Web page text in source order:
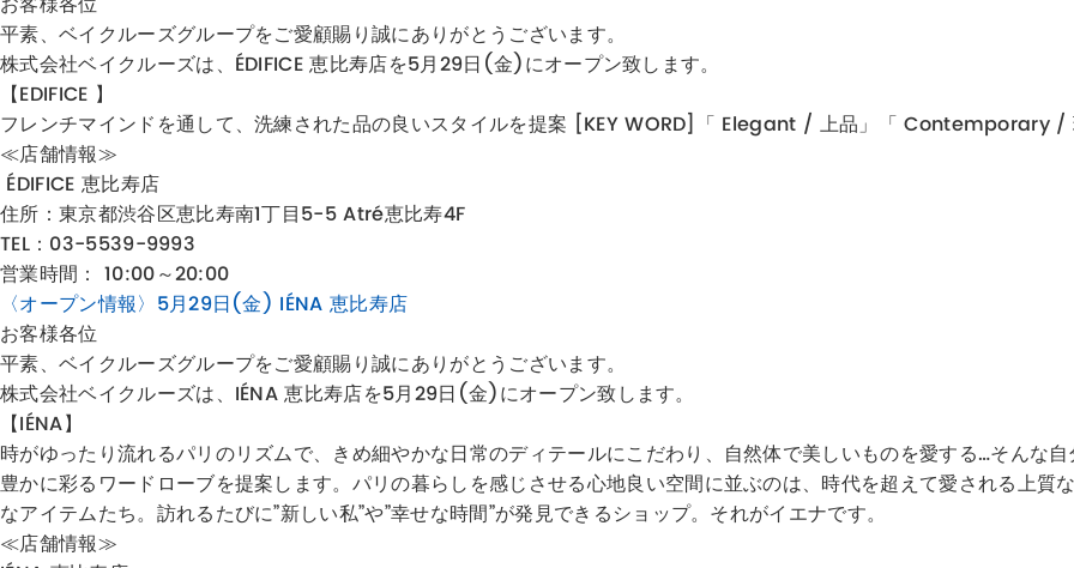
平素、ベイクルーズグループをご愛顧賜り誠にありがとうございます。
株式会社ベイクルーズは、ÉDIFICE 恵比寿店を5月29日(金)にオープン致します。
【EDIFICE 】
フレンチマインドを通して、洗練された品の良いスタイルを提案 [KEY WORD]「 Elegant / 上品」「 Contemporary
≪店舗情報≫
ÉDIFICE 恵比寿店
住所： 東京都渋谷区恵比寿南1丁目5-5 Atré恵比寿4F
TEL：03-5539-9993
営業時間： 10:00～20:00
〈オープン情報〉5月29日(金) IÉNA 恵比寿店
お客様各位
平素、ベイクルーズグループをご愛顧賜り誠にありがとうございます。
株式会社ベイクルーズは、IÉNA 恵比寿店を5月29日(金)にオープン致します。
【IÉNA】
時がゆったり流れるパリのリズムで、きめ細やかな日常のディテールにこだわり、自然体で美しいものを愛する…そんな
豊かに彩るワードローブを提案します。パリの暮らしを感じさせる心地良い空間に並ぶのは、時代を超えて愛される上
なアイテムたち。訪れるたびに”新しい私”や”幸せな時間”が発見できるショップ。それがイエナです。
≪店舗情報≫